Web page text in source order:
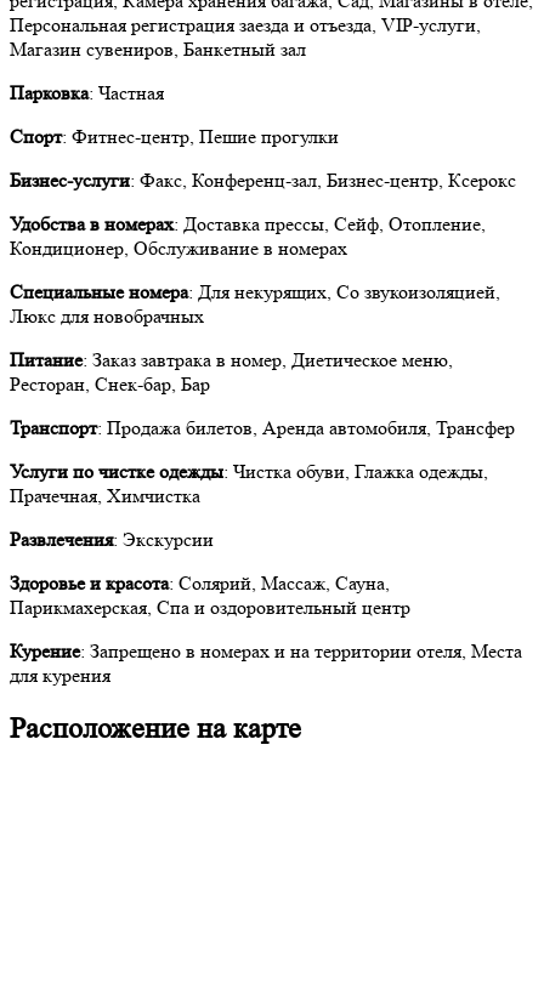
Персональная регистрация заезда и отъезда, VIP-услуги,
Магазин сувениров, Банкетный зал
Парковка: Частная
Спорт: Фитнес-центр, Пешие прогулки
Бизнес-услуги: Факс, Конференц-зал, Бизнес-центр, Ксерокс
Удобства в номерах: Доставка прессы, Сейф, Отопление,
Кондиционер, Обслуживание в номерах
Специальные номера: Для некурящих, Со звукоизоляцией,
Люкс для новобрачных
Питание: Заказ завтрака в номер, Диетическое меню,
Ресторан, Снек-бар, Бар
Транспорт: Продажа билетов, Аренда автомобиля, Трансфер
Услуги по чистке одежды: Чистка обуви, Глажка одежды,
Прачечная, Химчистка
Развлечения: Экскурсии
Здоровье и красота: Солярий, Массаж, Сауна,
Парикмахерская, Спа и оздоровительный центр
Курение: Запрещено в номерах и на территории отеля, Места
для курения
Расположение на карте